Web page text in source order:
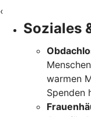
‹
Soziales
warmen
Spenden